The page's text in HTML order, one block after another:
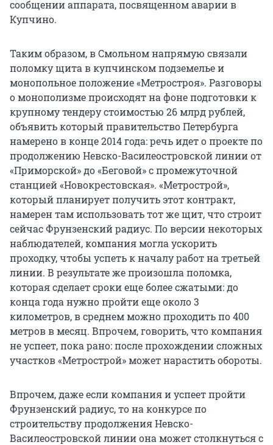
сообщении аппарата, посвященном аварии в
Купчино.
Таким образом, в Смольном напрямую связали
поломку щита в купчинском подземелье и
монопольное положение «Метростроя». Разговоры
о монополизме происходят на фоне подготовки к
крупному тендеру стоимостью 26 млрд рублей,
объявить который правительство Петербурга
намерено в конце 2014 года: речь идет о проекте по
продолжению Невско-Василеостровской линии от
«Приморской» до «Беговой» с промежуточной
станцией «Новокрестовская». «Метрострой»,
который планирует получить этот контракт,
намерен там использовать тот же щит, что строит
сейчас Фрунзенский радиус. По версии некоторых
наблюдателей, компания могла ускорить
проходку, чтобы успеть к началу работ на третьей
линии. В результате же произошла поломка,
которая сделает сроки еще более сжатыми: до
конца года нужно пройти еще около 3
километров, в среднем можно проходить по 400
метров в месяц. Впрочем, говорить, что компания
не успеет, пока рано: после прохождении сложных
участков «Метрострой» может нарастить обороты.
Впрочем, даже если компания и успеет пройти
Фрунзенский радиус, то на конкурсе по
строительству продолжения Невско-
Василеостровской линии она может столкнуться с